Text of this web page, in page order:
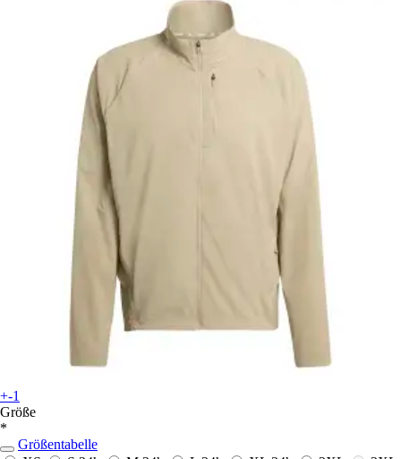
+-1
Größe
*
Größentabelle